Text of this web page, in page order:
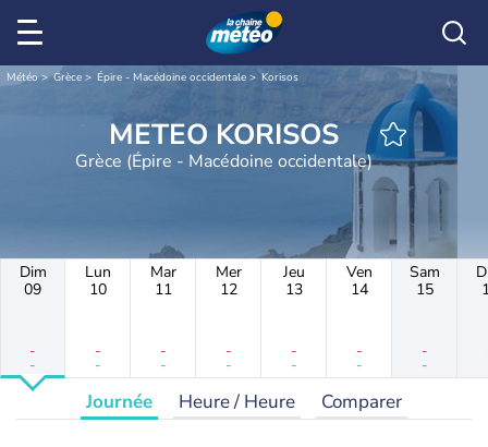
Météo Grèce Épire - Macédoine occidentale Korisos
METEO KORISOS
Grèce (Épire - Macédoine occidentale)
Dim
09
-
-
Lun
10
-
-
Mar
11
-
-
Mer
12
-
-
Jeu
13
-
-
Ven
14
-
-
Sam
15
-
-
Journée Heure / Heure Comparer